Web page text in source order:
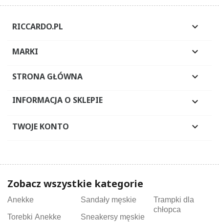
RICCARDO.PL 
MARKI 
STRONA GŁÓWNA 
INFORMACJA O SKLEPIE 
TWOJE KONTO 
Zobacz wszystkie kategorie
Anekke
Torebki Anekke
Sandały męskie
Sneakersy męskie
Trampki dla
chłopca